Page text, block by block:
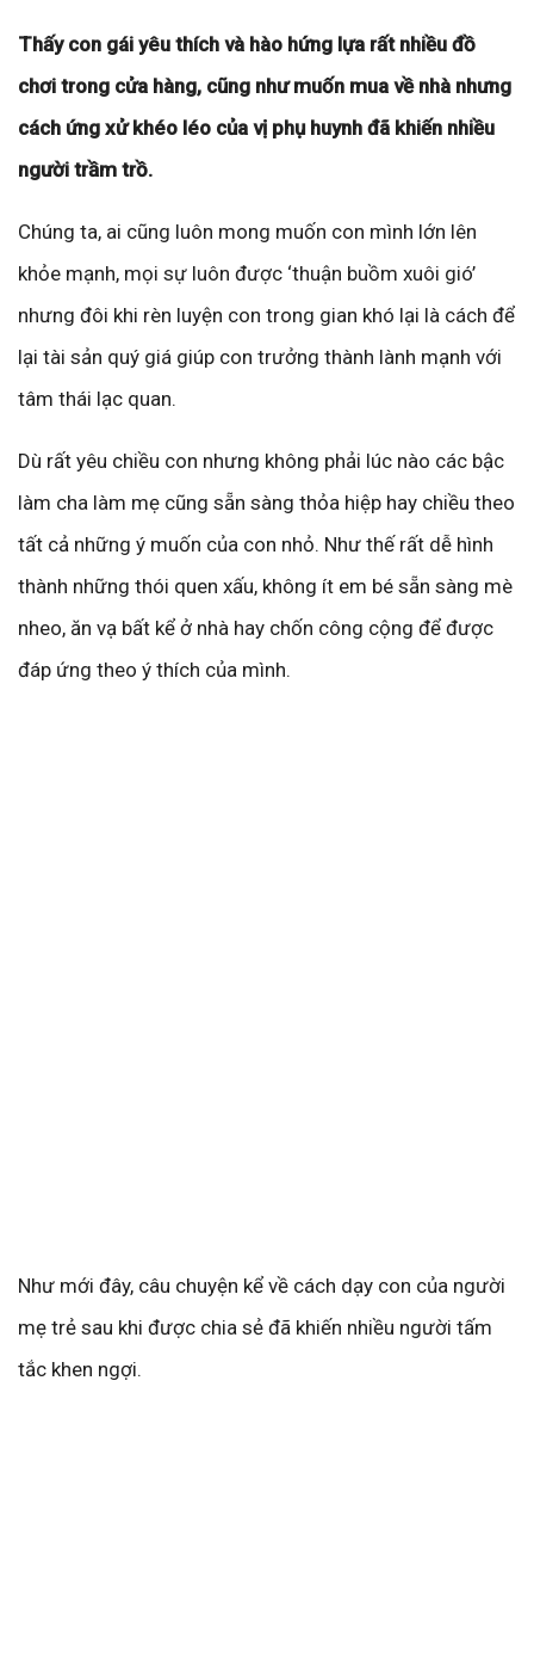
Thấy con gái yêu thích và hào hứng lựa rất nhiều đồ
chơi trong cửa hàng, cũng như muốn mua về nhà nhưng
cách ứng xử khéo léo của vị phụ huynh đã khiến nhiều
người trầm trồ.
Chúng ta, ai cũng luôn mong muốn con mình lớn lên
khỏe mạnh, mọi sự luôn được ‘thuận buồm xuôi gió’
nhưng đôi khi rèn luyện con trong gian khó lại là cách để
lại tài sản quý giá giúp con trưởng thành lành mạnh với
tâm thái lạc quan.
Dù rất yêu chiều con nhưng không phải lúc nào các bậc
làm cha làm mẹ cũng sẵn sàng thỏa hiệp hay chiều theo
tất cả những ý muốn của con nhỏ. Như thế rất dễ hình
thành những thói quen xấu, không ít em bé sẵn sàng mè
nheo, ăn vạ bất kể ở nhà hay chốn công cộng để được
đáp ứng theo ý thích của mình.
Như mới đây, câu chuyện kể về cách dạy con của người
mẹ trẻ sau khi được chia sẻ đã khiến nhiều người tấm
tắc khen ngợi.